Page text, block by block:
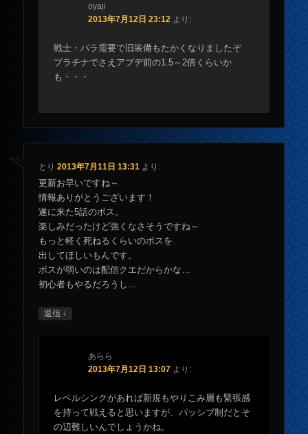
oyaji
2013年7月12日 23:12 より:
戦士・パラ需要で旧装備もたかくなりましたぞ
プラチナでさえアプデ前の1.5～2倍くらいか
も・・・
とり 2013年7月11日 13:31 より:
更新お早いですね～
情報ありがとうございます！
遂に来た5話のボス。
楽しみだったけど強くなさそうですね～
もっと軽く死ねるくらいのボスを
出してほしいもんです。
ボスが弱いのは配信クエだからかな…
初心者もやるだろうし…
返信 ↓
あらら
2013年7月12日 13:07 より:
レベルシンクがあれば新規もやりこみ層も緊張感
を持って戦えると思いますが、パッシブ制だとそ
の辺難しいんでしょうかね。